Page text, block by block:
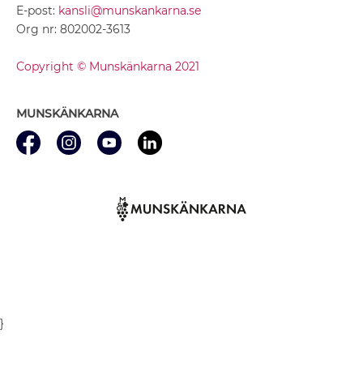
E-post: kansli@munskankarna.se
Org nr: 802002-3613
Copyright © Munskänkarna 2021
MUNSKÄNKARNA
}